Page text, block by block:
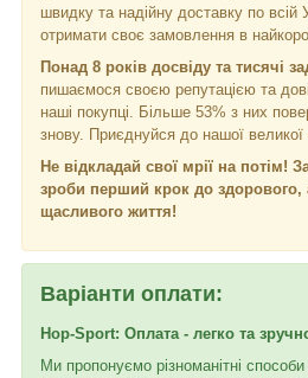
швидку та надійну доставку по всій
отримати своє замовлення в
Понад 8 років досвіду та тисячі
пишаємося своєю репутацією та
наші покупці. Більше 53% з них
знову. Приєднуйся до нашої великої
Не відкладай свої мрії на потім!
зроби перший крок до здорового,
щасливого життя!
Варіанти оплати:
Hop-Sport: Оплата - легко та
Ми пропонуємо різноманітні